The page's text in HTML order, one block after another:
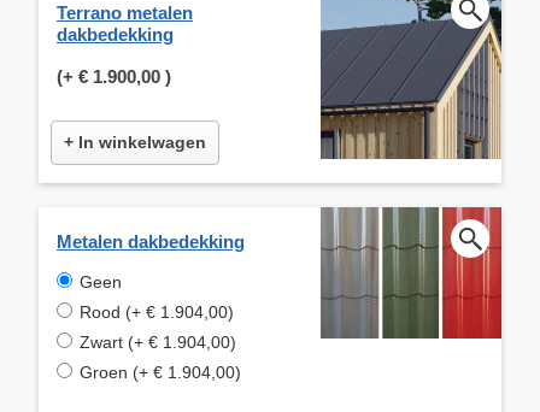
Terrano metalen
dakbedekking
(+ € 1.900,00 )
+ In winkelwagen
Metalen dakbedekking
Geen
Rood (+ € 1.904,00)
Zwart (+ € 1.904,00)
Groen (+ € 1.904,00)